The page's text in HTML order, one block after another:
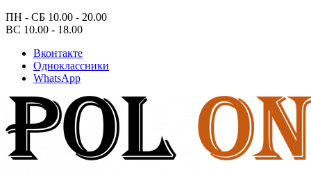
ПН - СБ 10.00 - 20.00
ВС 10.00 - 18.00
Вконтакте
Одноклассники
WhatsApp